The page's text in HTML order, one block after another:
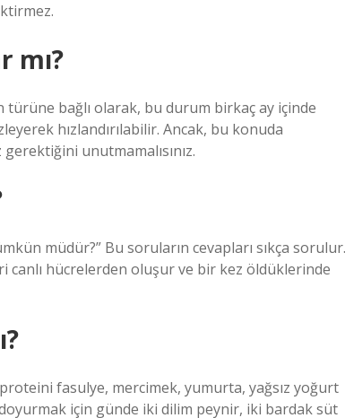
mı?
türüne bağlı olarak, bu durum birkaç ay içinde
hızlandırılabilir. Ancak, bu konuda
unutmamalısınız.
müdür?” Bu soruların cevapları sıkça sorulur.
canlı hücrelerden oluşur ve bir kez öldüklerinde
fasulye, mercimek, yumurta, yağsız yoğurt
için günde iki dilim peynir, iki bardak süt